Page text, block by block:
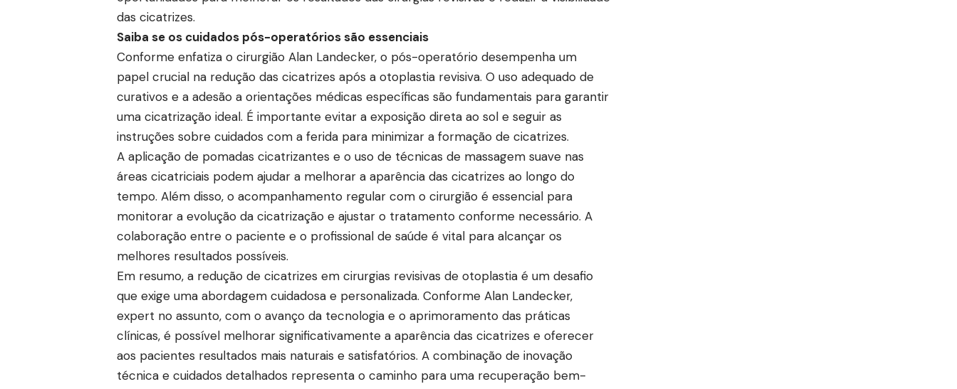
das cicatrizes.
Saiba se os cuidados pós-operatórios são essenciais
Conforme enfatiza o cirurgião Alan Landecker, o pós-operatório desempenha um
papel crucial na redução das cicatrizes após a otoplastia revisiva. O uso adequado de
curativos e a adesão a orientações médicas específicas são fundamentais para garantir
uma cicatrização ideal. É importante evitar a exposição direta ao sol e seguir as
instruções sobre cuidados com a ferida para minimizar a formação de cicatrizes.
A aplicação de pomadas cicatrizantes e o uso de técnicas de massagem suave nas
áreas cicatriciais podem ajudar a melhorar a aparência das cicatrizes ao longo do
tempo. Além disso, o acompanhamento regular com o cirurgião é essencial para
monitorar a evolução da cicatrização e ajustar o tratamento conforme necessário. A
colaboração entre o paciente e o profissional de saúde é vital para alcançar os
melhores resultados possíveis.
Em resumo, a redução de cicatrizes em cirurgias revisivas de otoplastia é um desafio
que exige uma abordagem cuidadosa e personalizada. Conforme Alan Landecker,
expert no assunto, com o avanço da tecnologia e o aprimoramento das práticas
clínicas, é possível melhorar significativamente a aparência das cicatrizes e oferecer
aos pacientes resultados mais naturais e satisfatórios. A combinação de inovação
técnica e cuidados detalhados representa o caminho para uma recuperação bem-